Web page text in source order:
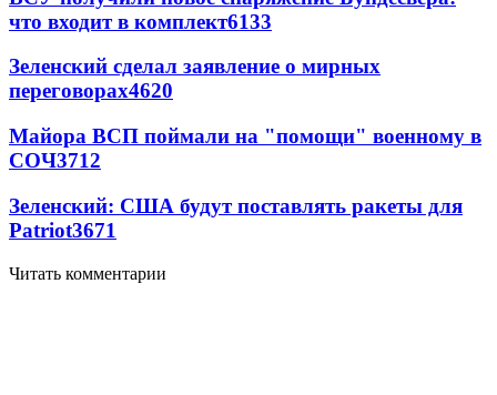
что входит в комплект6133
Зеленский сделал заявление о мирных
переговорах4620
Майора ВСП поймали на "помощи" военному в
СОЧ3712
Зеленский: США будут поставлять ракеты для
Patriot3671
Читать комментарии